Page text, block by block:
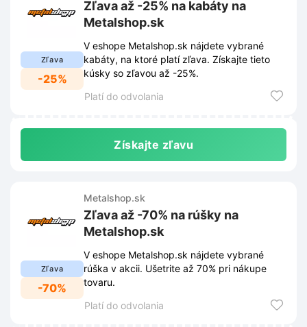
Zľava
-25%
Zľava až -25% na kabáty na
Metalshop.sk
V eshope Metalshop.sk nájdete vybrané
kabáty, na ktoré platí zľava. Získajte tieto
kúsky so zľavou až -25%.
Platí do odvolania
Získajte zľavu
Zľava
-70%
Metalshop.sk
Zľava až -70% na rúšky na
Metalshop.sk
V eshope Metalshop.sk nájdete vybrané
rúška v akcii. Ušetrite až 70% pri nákupe
tovaru.
Platí do odvolania